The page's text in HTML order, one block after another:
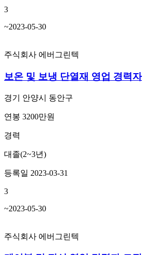
3
~2023-05-30
주식회사 에버그린텍
보온 및 보냉 단열재 영업 경력
경기 안양시 동안구
연봉 3200만원
경력
대졸(2~3년)
등록일 2023-03-31
3
~2023-05-30
주식회사 에버그린텍